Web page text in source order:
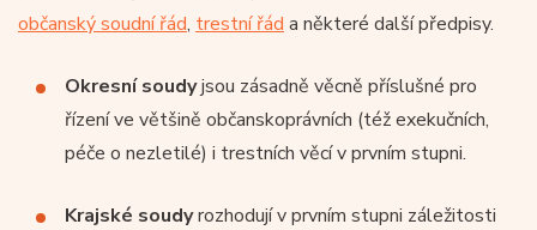
občanský soudní řád, trestní řád a některé další předpisy.
Okresní soudyjsou zásadně věcně příslušné pro
řízení ve většině občanskoprávních (též exekučních,
péče o nezletilé) i trestních věcí v prvním stupni.
Krajské soudyrozhodují v prvním stupni záležitosti